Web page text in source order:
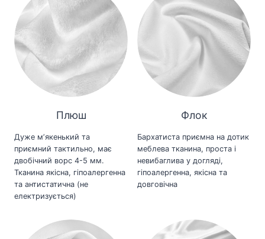
Плюш
Дуже мʼякенький та
приємний тактильно, має
двобічний ворс 4-5 мм.
Тканина якісна, гіпоалергенна
та антистатична (не
електризується)
Флок
Бархатиста приємна на дотик
меблева тканина, проста і
невибаглива у догляді,
гіпоалергенна, якісна та
довговічна